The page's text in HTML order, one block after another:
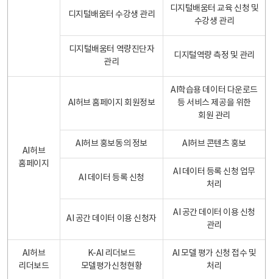
디지털배움터 수강생 관리
디지털배움터 교육 신청 및
수강생 관리
디지털배움터 역량진단자
관리
디지털역량 측정 및 관리
AI허브
홈페이지
AI허브 홈페이지 회원정보
AI학습용 데이터 다운로드
등 서비스 제공을 위한
회원 관리
AI허브 홍보동의 정보 AI허브 콘텐츠 홍보
AI 데이터 등록 신청
AI 데이터 등록 신청 업무
처리
AI 공간 데이터 이용 신청자
AI 공간 데이터 이용 신청
관리
AI허브
리더보드
K-AI 리더보드
모델평가신청현황
AI 모델 평가 신청 접수 및
처리